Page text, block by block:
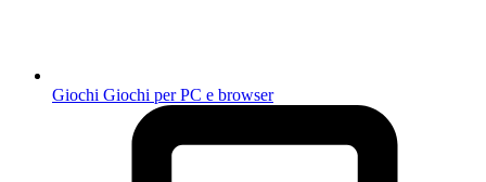
Giochi Giochi per PC e browser